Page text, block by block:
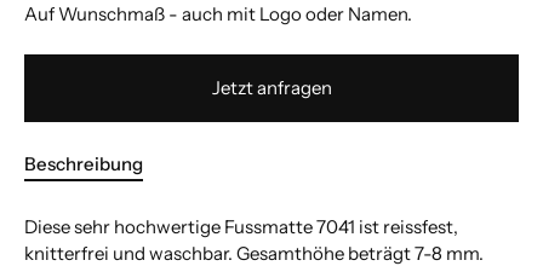
Auf Wunschmaß - auch mit Logo oder Namen.
Jetzt anfragen
Beschreibung
Diese sehr hochwertige Fussmatte 7041 ist reissfest,
knitterfrei und waschbar. Gesamthöhe beträgt 7-8 mm.